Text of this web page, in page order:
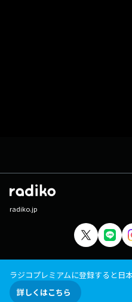
radiko.jp
ラジコプレミアムに登録すると日
詳しくはこちら